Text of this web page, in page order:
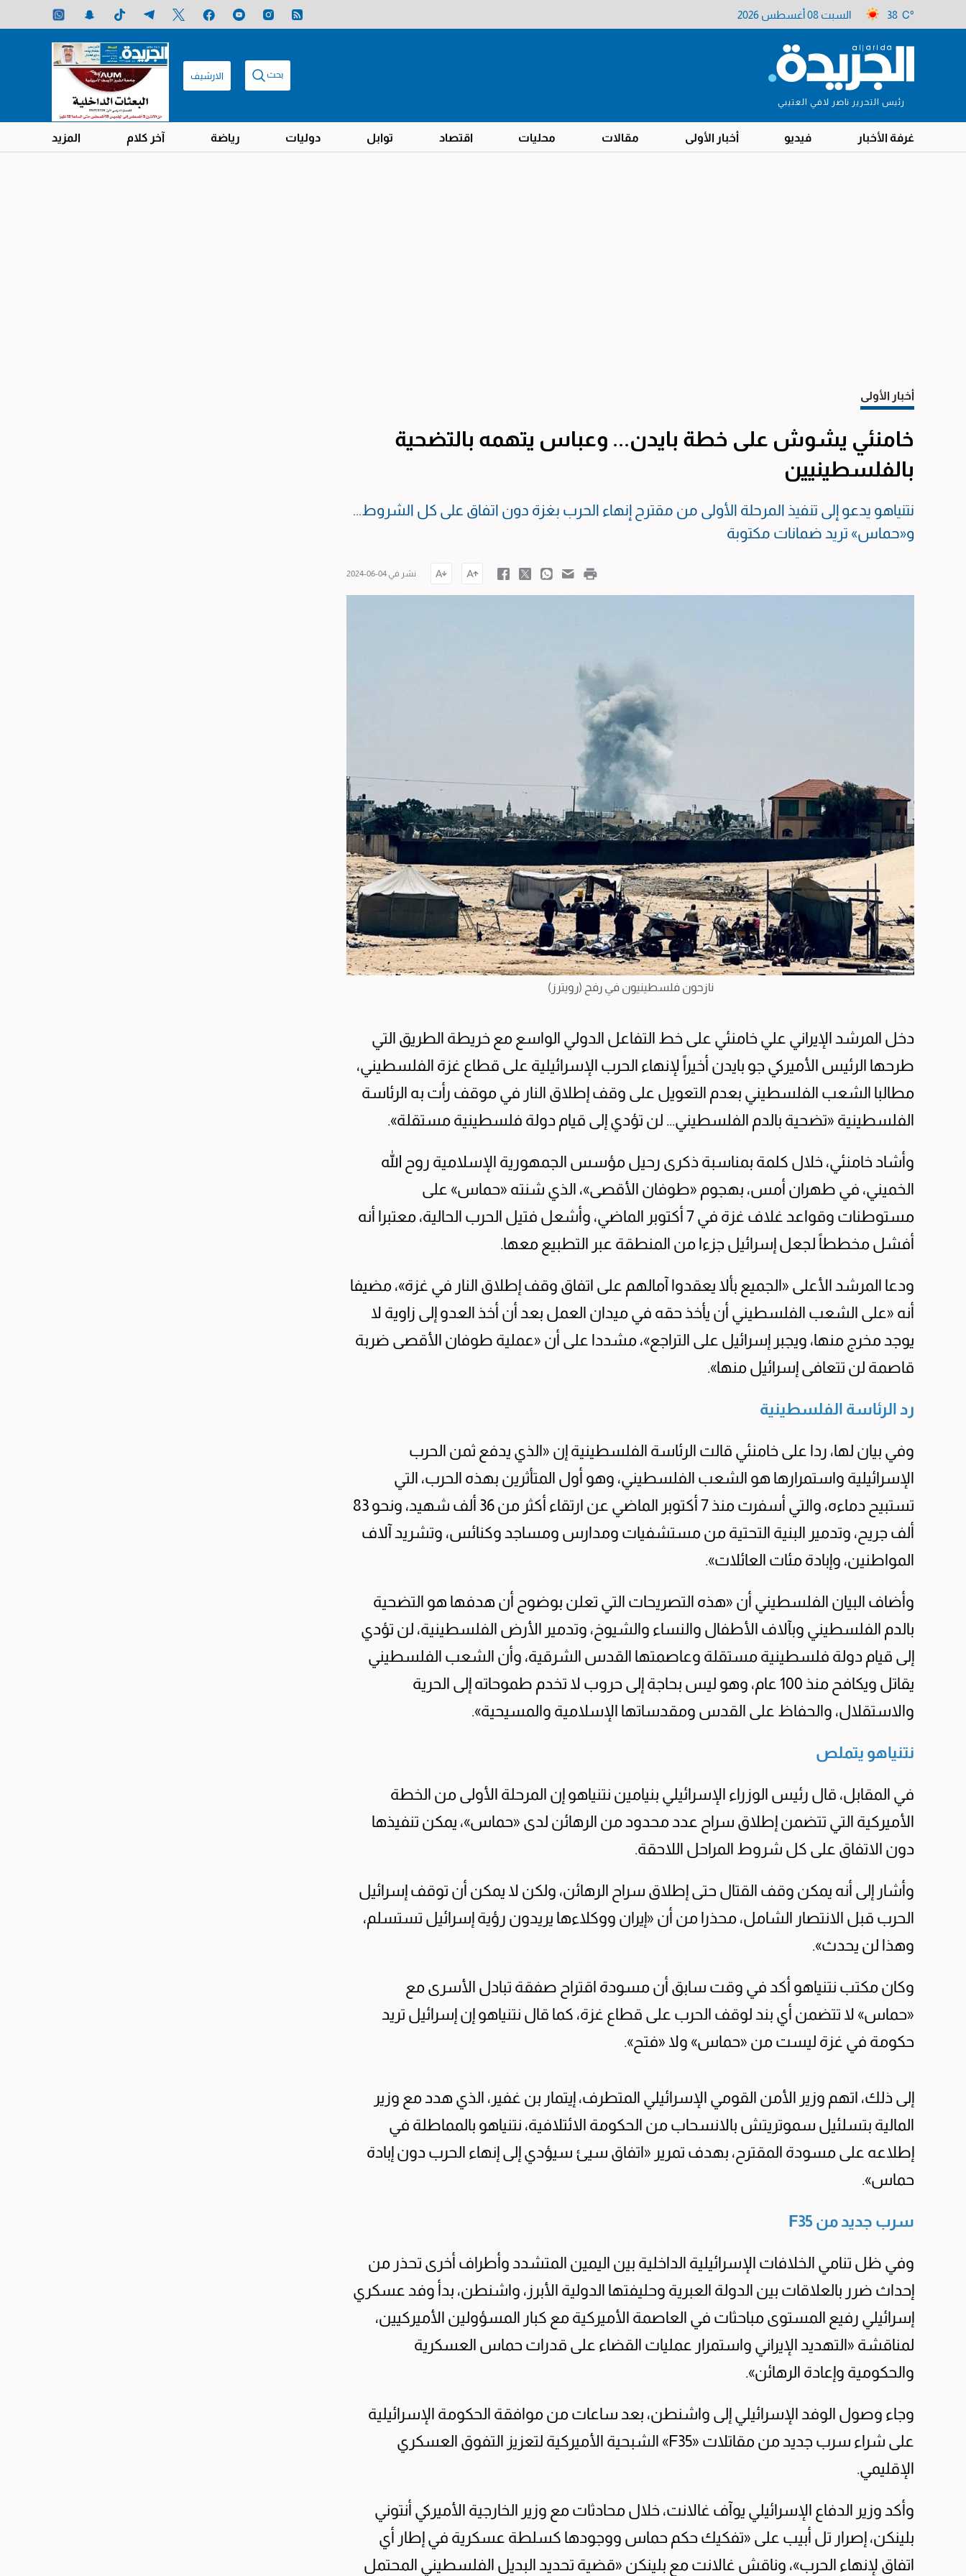
38 C° السبت 08 أغسطس 2026
رئيس التحرير ناصر لافي العتيبي
بحث الارشيف
غرفة الأخبار فيديو أخبار الأولى مقالات محليات اقتصاد توابل دوليات رياضة آخر كلام المزيد
أخبار الأولى
خامنئي يشوش على خطة بايدن... وعباس يتهمه بالتضحية
بالفلسطينيين
نتنياهو يدعو إلى تنفيذ المرحلة الأولى من مقترح إنهاء الحرب بغزة دون اتفاق على كل الشروط...
و«حماس» تريد ضمانات مكتوبة
نشر في 04-06-2024
نازحون فلسطينيون في رفح (رويترز)
دخل المرشد الإيراني علي خامنئي على خط التفاعل الدولي الواسع مع خريطة الطريق التي
طرحها الرئيس الأميركي جو بايدن أخيراً لإنهاء الحرب الإسرائيلية على قطاع غزة الفلسطيني،
مطالبا الشعب الفلسطيني بعدم التعويل على وقف إطلاق النار في موقف رأت به الرئاسة
الفلسطينية «تضحية بالدم الفلسطيني... لن تؤدي إلى قيام دولة فلسطينية مستقلة».
وأشاد خامنئي، خلال كلمة بمناسبة ذكرى رحيل مؤسس الجمهورية الإسلامية روح الله
الخميني، في طهران أمس، بهجوم «طوفان الأقصى»، الذي شنته «حماس» على
مستوطنات وقواعد غلاف غزة في 7 أكتوبر الماضي، وأشعل فتيل الحرب الحالية، معتبرا أنه
أفشل مخططاً لجعل إسرائيل جزءا من المنطقة عبر التطبيع معها.
ودعا المرشد الأعلى «الجميع بألا يعقدوا آمالهم على اتفاق وقف إطلاق النار في غزة»، مضيفا
أنه «على الشعب الفلسطيني أن يأخذ حقه في ميدان العمل بعد أن أخذ العدو إلى زاوية لا
يوجد مخرج منها، ويجبر إسرائيل على التراجع»، مشددا على أن «عملية طوفان الأقصى ضربة
قاصمة لن تتعافى إسرائيل منها».
رد الرئاسة الفلسطينية
وفي بيان لها، ردا على خامنئي قالت الرئاسة الفلسطينية إن «الذي يدفع ثمن الحرب
الإسرائيلية واستمرارها هو الشعب الفلسطيني، وهو أول المتأثرين بهذه الحرب، التي
تستبيح دماءه، والتي أسفرت منذ 7 أكتوبر الماضي عن ارتقاء أكثر من 36 ألف شهيد، ونحو 83
ألف جريح، وتدمير البنية التحتية من مستشفيات ومدارس ومساجد وكنائس، وتشريد آلاف
المواطنين، وإبادة مئات العائلات».
وأضاف البيان الفلسطيني أن «هذه التصريحات التي تعلن بوضوح أن هدفها هو التضحية
بالدم الفلسطيني وبآلاف الأطفال والنساء والشيوخ، وتدمير الأرض الفلسطينية، لن تؤدي
إلى قيام دولة فلسطينية مستقلة وعاصمتها القدس الشرقية، وأن الشعب الفلسطيني
يقاتل ويكافح منذ 100 عام، وهو ليس بحاجة إلى حروب لا تخدم طموحاته إلى الحرية
والاستقلال، والحفاظ على القدس ومقدساتها الإسلامية والمسيحية».
نتنياهو يتملص
في المقابل، قال رئيس الوزراء الإسرائيلي بنيامين نتنياهو إن المرحلة الأولى من الخطة
الأميركية التي تتضمن إطلاق سراح عدد محدود من الرهائن لدى «حماس»، يمكن تنفيذها
دون الاتفاق على كل شروط المراحل اللاحقة.
وأشار إلى أنه يمكن وقف القتال حتى إطلاق سراح الرهائن، ولكن لا يمكن أن توقف إسرائيل
الحرب قبل الانتصار الشامل، محذرا من أن «إيران ووكلاءها يريدون رؤية إسرائيل تستسلم،
وهذا لن يحدث».
وكان مكتب نتنياهو أكد في وقت سابق أن مسودة اقتراح صفقة تبادل الأسرى مع
«حماس» لا تتضمن أي بند لوقف الحرب على قطاع غزة، كما قال نتنياهو إن إسرائيل تريد
حكومة في غزة ليست من «حماس» ولا «فتح».
إلى ذلك، اتهم وزير الأمن القومي الإسرائيلي المتطرف، إيتمار بن غفير، الذي هدد مع وزير
المالية بتسلئيل سموتريتش بالانسحاب من الحكومة الائتلافية، نتنياهو بالمماطلة في
إطلاعه على مسودة المقترح، بهدف تمرير «اتفاق سيئ سيؤدي إلى إنهاء الحرب دون إبادة
حماس».
سرب جديد من F35
وفي ظل تنامي الخلافات الإسرائيلية الداخلية بين اليمين المتشدد وأطراف أخرى تحذر من
إحداث ضرر بالعلاقات بين الدولة العبرية وحليفتها الدولية الأبرز، واشنطن، بدأ وفد عسكري
إسرائيلي رفيع المستوى مباحثات في العاصمة الأميركية مع كبار المسؤولين الأميركيين،
لمناقشة «التهديد الإيراني واستمرار عمليات القضاء على قدرات حماس العسكرية
والحكومية وإعادة الرهائن».
وجاء وصول الوفد الإسرائيلي إلى واشنطن، بعد ساعات من موافقة الحكومة الإسرائيلية
على شراء سرب جديد من مقاتلات «F35» الشبحية الأميركية لتعزيز التفوق العسكري
الإقليمي.
وأكد وزير الدفاع الإسرائيلي يوآف غالانت، خلال محادثات مع وزير الخارجية الأميركي أنتوني
بلينكن، إصرار تل أبيب على «تفكيك حكم حماس ووجودها كسلطة عسكرية في إطار أي
اتفاق لإنهاء الحرب»، وناقش غالانت مع بلينكن «قضية تحديد البديل الفلسطيني المحتمل